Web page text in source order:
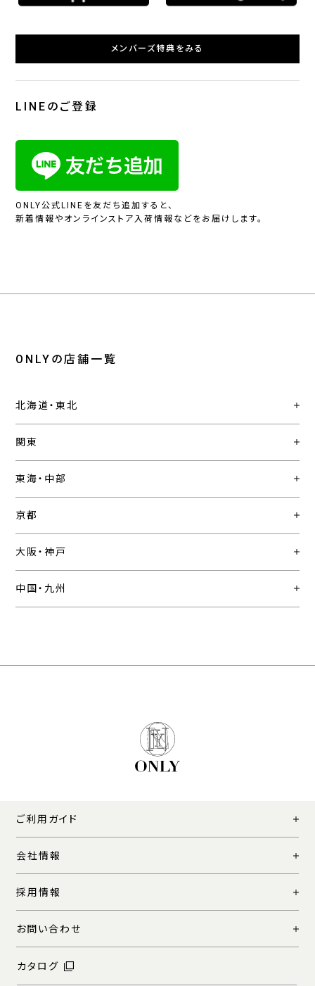
メンバーズ特典をみる
LINEのご登録
ONLY公式LINEを友だち追加すると、
新着情報やオンラインストア入荷情報などをお届けします。
ONLYの店舗一覧
北海道・東北
関東
東海・中部
京都
大阪・神戸
中国・九州
ご利用ガイド
会社情報
採用情報
お問い合わせ
カタログ